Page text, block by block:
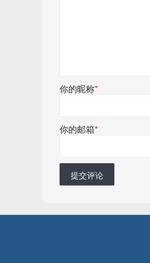
你的昵称*
你的邮箱*
提交评论